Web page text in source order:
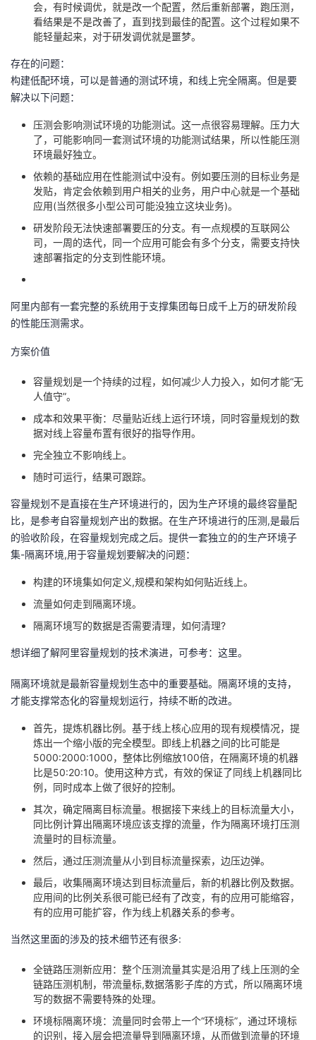
会，有时候调优，就是改一个配置，然后重新部署，跑压测，
看结果是不是改善了，直到找到最佳的配置。这个过程如果不
能轻量起来，对于研发调优就是噩梦。
存在的问题：
构建低配环境，可以是普通的测试环境，和线上完全隔离。但是要
解决以下问题：
压测会影响测试环境的功能测试。这一点很容易理解。压力大
了，可能影响同一套测试环境的功能测试结果，所以性能压测
环境最好独立。
依赖的基础应用在性能测试中没有。例如要压测的目标业务是
发贴，肯定会依赖到用户相关的业务，用户中心就是一个基础
应用(当然很多小型公司可能没独立这块业务)。
研发阶段无法快速部署要压的分支。有一点规模的互联网公
司，一周的迭代，同一个应用可能会有多个分支，需要支持快
速部署指定的分支到性能环境。
阿里内部有一套完整的系统用于支撑集团每日成千上万的研发阶段
的性能压测需求。
方案价值
容量规划是一个持续的过程，如何减少人力投入，如何才能“无
人值守”。
成本和效果平衡：尽量贴近线上运行环境，同时容量规划的数
据对线上容量布置有很好的指导作用。
完全独立不影响线上。
随时可运行，结果可跟踪。
容量规划不是直接在生产环境进行的，因为生产环境的最终容量配
比，是参考自容量规划产出的数据。在生产环境进行的压测,是最后
的验收阶段，在容量规划完成之后。提供一套独立的的生产环境子
集-隔离环境,用于容量规划要解决的问题：
构建的环境集如何定义,规模和架构如何贴近线上。
流量如何走到隔离环境。
隔离环境写的数据是否需要清理，如何清理?
想详细了解阿里容量规划的技术演进，可参考：这里。
隔离环境就是最新容量规划生态中的重要基础。隔离环境的支持，
才能支撑常态化的容量规划运行，持续不断的改进。
首先，提炼机器比例。基于线上核心应用的现有规模情况，提
炼出一个缩小版的完全模型。即线上机器之间的比可能是
5000:2000:1000，整体比例缩放100倍，在隔离环境的机器
比是50:20:10。使用这种方式，有效的保证了同线上机器同比
例，同时成本上做了很好的控制。
其次，确定隔离目标流量。根据接下来线上的目标流量大小，
同比例计算出隔离环境应该支撑的流量，作为隔离环境打压测
流量时的目标流量。
然后，通过压测流量从小到目标流量探索，边压边弹。
最后，收集隔离环境达到目标流量后，新的机器比例及数据。
应用间的比例关系很可能已经有了改变，有的应用可能缩容，
有的应用可能扩容，作为线上机器关系的参考。
当然这里面的涉及的技术细节还有很多:
全链路压测新应用：整个压测流量其实是沿用了线上压测的全
链路压测机制，带流量标,数据落影子库的方式，所以隔离环境
写的数据不需要特殊的处理。
环境标隔离环境：流量同时会带上一个“环境标”，通过环境标
的识别，接入层会把流量导到隔离环境，从而做到流量的环境